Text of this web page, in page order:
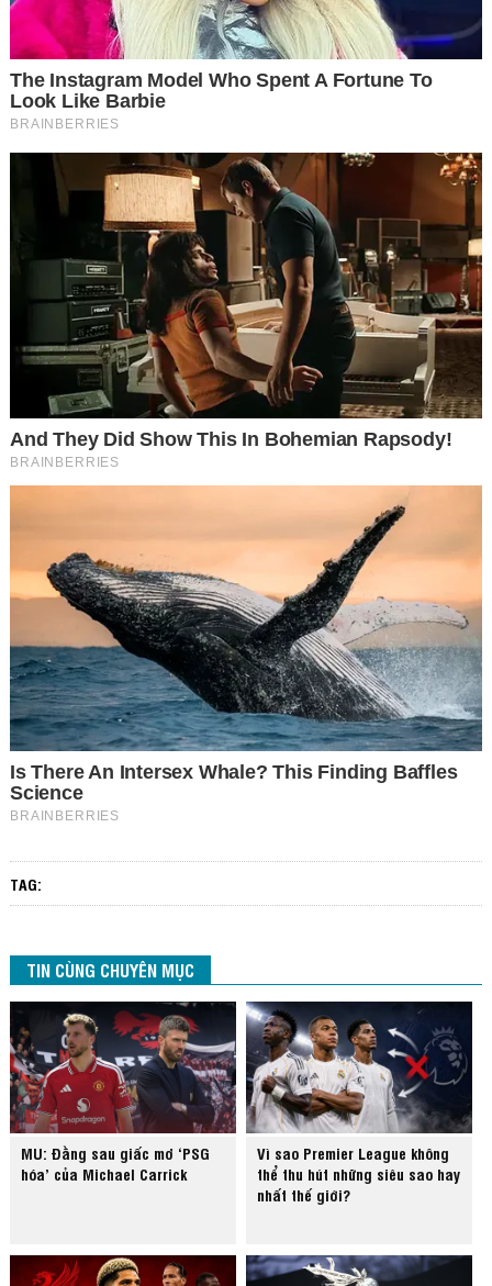
TAG:
TIN CÙNG CHUYÊN MỤC
MU: Đằng sau giấc mơ ‘PSG
hóa’ của Michael Carrick
Vì sao Premier League không
thể thu hút những siêu sao hay
nhất thế giới?